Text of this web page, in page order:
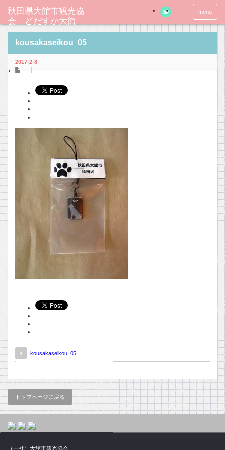
秋田県大館市観光協
会 どだすか大館
menu
kousakaseikou_05
2017-2-8
kousakaseikou_05
トップページに戻る
（一社）大館市観光協会